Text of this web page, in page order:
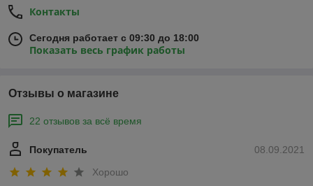
Контакты
Сегодня работает с 09:30 до 18:00
Показать весь график работы
Отзывы о магазине
22 отзывов за всё время
08.09.2021
Покупатель
Хорошо